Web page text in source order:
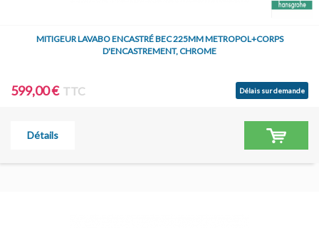
MITIGEUR LAVABO ENCASTRÉ BEC 225MM METROPOL+CORPS
D'ENCASTREMENT, CHROME
599,00 € TTC Délais sur demande
Détails